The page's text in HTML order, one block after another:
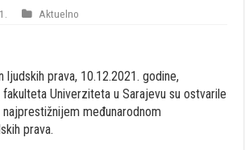
Aktuelno
ljudskih prava, 10.12.2021. godine,
Univerziteta u Sarajevu su ostvarile
međunarodnom
prava.